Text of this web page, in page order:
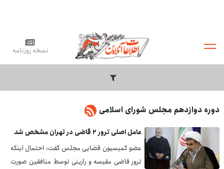
نسخه روزنامه
دوره دوازدهم مجلس شورای اسلامی
عامل اصلی ترور ۲ قاضی در تهران مشخص شد
عضو کمیسیون قضایی مجلس گفت: احتمال اینکه
ترور قاضی مقیسه و رازینی توسط منافقین صورت